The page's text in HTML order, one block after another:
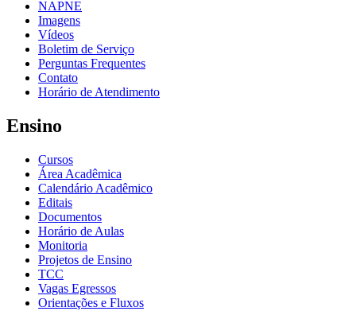
NAPNE
Imagens
Vídeos
Boletim de Serviço
Perguntas Frequentes
Contato
Horário de Atendimento
Ensino
Cursos
Área Acadêmica
Calendário Acadêmico
Editais
Documentos
Horário de Aulas
Monitoria
Projetos de Ensino
TCC
Vagas Egressos
Orientações e Fluxos